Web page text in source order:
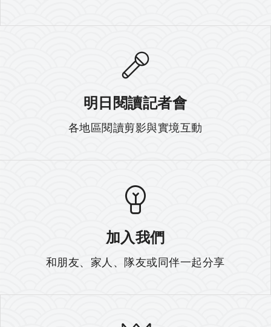
明日閱讀記者會
各地區閱讀剪影與實境互動
加入我們
和朋友、家人、隊友或同伴一起分享